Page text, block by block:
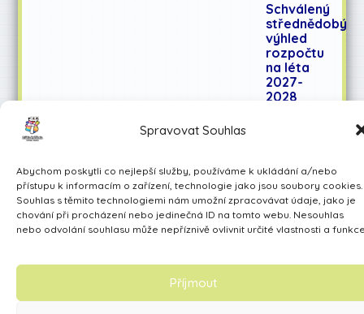
Spravovat Souhlas
Abychom poskytli co nejlepší služby, používáme k ukládání a/nebo
přístupu k informacím o zařízení, technologie jako jsou soubory cookies.
Souhlas s těmito technologiemi nám umožní zpracovávat údaje, jako je
chování při procházení nebo jedinečná ID na tomto webu. Nesouhlas
nebo odvolání souhlasu může nepříznivě ovlivnit určité vlastnosti a
Příjmout
Schválený
střednědobý
výhled
rozpočtu
na léta
2027-
2028
Made by Avarita